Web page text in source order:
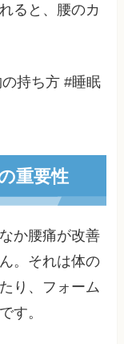
ると、腰のカ
持ち方 #睡眠
重要性
か腰痛が改善
。それは体の
り、フォーム
す。